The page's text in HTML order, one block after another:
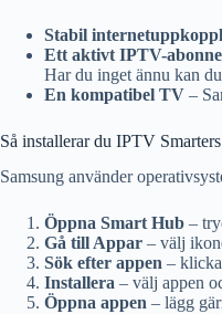
Stabil
Ett aktivt IPTV-
Har du inget ännu kan du
En kompatibel TV –
Så installerar du IPTV
Samsung använder
Öppna Smart Hub –
Gå till Appar – välj
Sök efter appen –
Installera – välj appen
Öppna appen – lägg